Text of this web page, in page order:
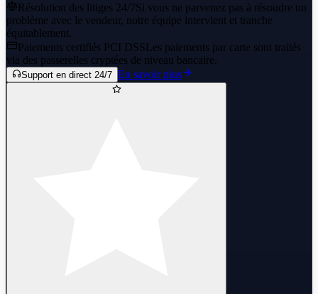
Résolution des litiges 24/7Si vous ne parvenez pas à résoudre un
problème avec le vendeur, notre équipe intervient et tranche
équitablement.
Paiements certifiés PCI DSSLes paiements par carte sont traités
via des passerelles cryptées de niveau bancaire.
Support en direct 24/7 En savoir plus